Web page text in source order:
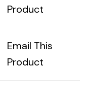
Product
Email This
Product